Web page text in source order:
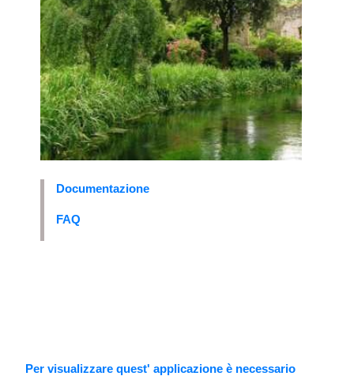
Documentazione
FAQ
Per visualizzare quest' applicazione è necessario